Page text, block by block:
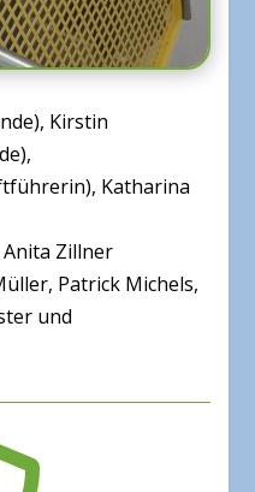
Kirstin
Katharina
Zillner
Patrick Michels,
und